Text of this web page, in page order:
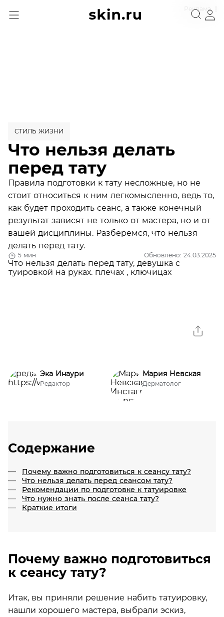
Реклама
5 мин Обновлено: 24.03.2025
СТИЛЬ ЖИЗНИ
Что нельзя делать
перед тату
Правила подготовки к тату несложные, но не
стоит относиться к ним легкомысленно, ведь то,
как будет проходить сеанс, а также конечный
результат зависят не только от мастера, но и от
вашей дисциплины. Разберемся, что нельзя
делать перед тату.
Эка Инаури
Редактор
Мария Невская
Дерматолог
Содержание
Почему важно подготовиться к сеансу тату?
Что нельзя делать перед сеансом тату?
Рекомендации по подготовке к татуировке
Что нужно знать после сеанса тату?
Краткие итоги
Почему важно подготовиться
к сеансу тату?
Итак, вы приняли решение набить татуировку,
нашли хорошего мастера, выбрали эскиз,